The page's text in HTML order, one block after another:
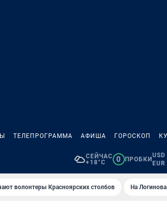
ТЕЛЕПРОГРАММА АФИША ГОРОСКОП
СЕЙЧАС
+18°C
0 ПРОБКИ
волонтеры Красноярских столбов На